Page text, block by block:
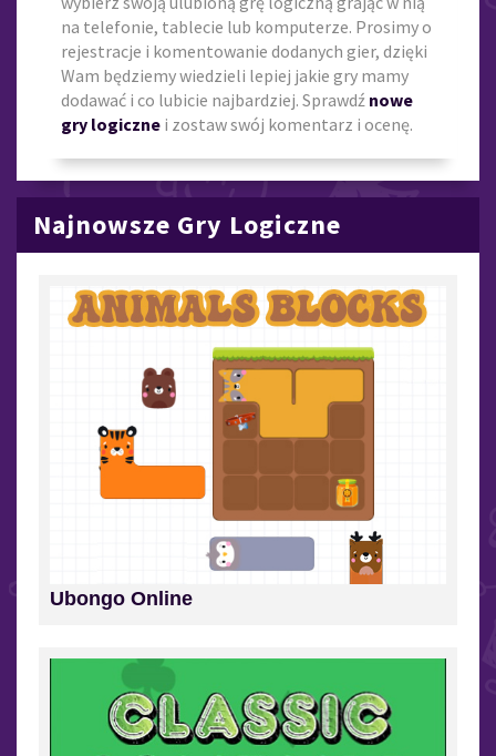
na telefonie, tablecie lub komputerze. Prosimy o
rejestracje i komentowanie dodanych gier, dzięki
Wam będziemy wiedzieli lepiej jakie gry mamy
dodawać i co lubicie najbardziej. Sprawdź nowe
gry logiczne i zostaw swój komentarz i ocenę.
Najnowsze Gry Logiczne
Ubongo Online